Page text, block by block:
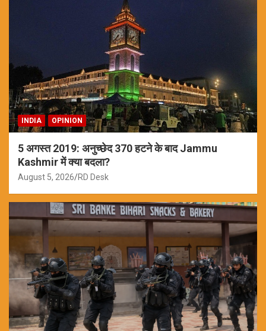
INDIA OPINION
5 अगस्त 2019: अनुच्छेद 370 हटने के बाद Jammu
Kashmir में क्या बदला?
August 5, 2026 RD Desk